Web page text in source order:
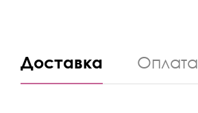
Доставка Оплата